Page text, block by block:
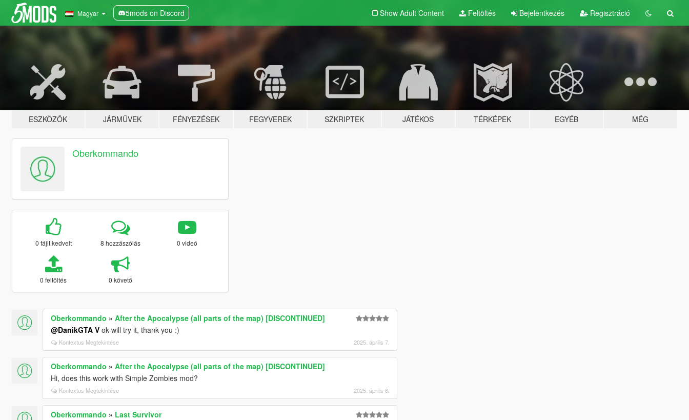
Magyar 5mods on Discord Show Adult Content Feltöltés Bejelentkezés Regisztráció
ESZKÖZÖK JÁRMŰVEK FÉNYEZÉSEK FEGYVEREK SZKRIPTEK JÁTÉKOS TÉRKÉPEK EGYÉB MÉG
Oberkommando
0 fájlt kedvelt 8 hozzászólás 0 videó
0 feltöltés 0 követő
Oberkommando » After the Apocalypse (all parts of the map) [DISCONTINUED]
@DanikGTA Vok will try it, thank you :)
Kontextus Megtekintése 2025. április 7.
Oberkommando » After the Apocalypse (all parts of the map) [DISCONTINUED]
Hi, does this work with Simple Zombies mod?
Kontextus Megtekintése 2025. április 6.
Oberkommando » Last Survivor